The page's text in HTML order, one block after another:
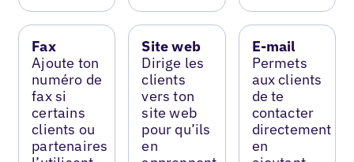
Fax
Ajoute ton
numéro de
fax si
certains
clients ou
partenaires
Site web
Dirige les
clients
vers ton
site web
pour qu’ils
en
E-mail
Permets
aux clients
de te
contacter
directement
en